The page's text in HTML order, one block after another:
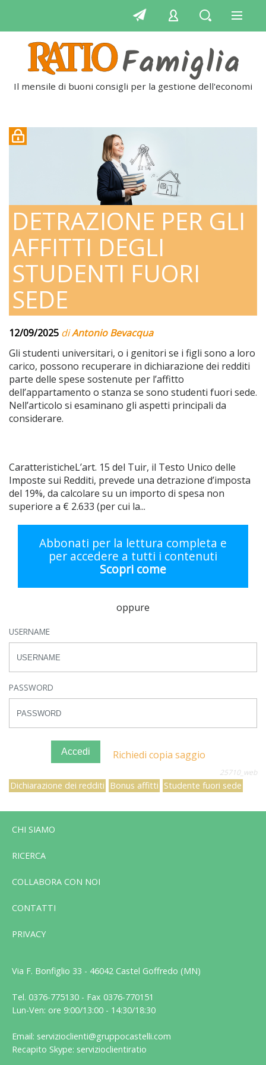
Il mensile di buoni consigli per la gestione dell'economia
DETRAZIONE PER GLI
AFFITTI DEGLI
STUDENTI FUORI
SEDE
12/09/2025 diAntonio Bevacqua
Gli studenti universitari, o i genitori se i figli sono a loro
carico, possono recuperare in dichiarazione dei redditi
parte delle spese sostenute per l’affitto
dell’appartamento o stanza se sono studenti fuori sede.
Nell’articolo si esaminano gli aspetti principali da
considerare.
CaratteristicheL’art. 15 del Tuir, il Testo Unico delle
Imposte sui Redditi, prevede una detrazione d’imposta
del 19%, da calcolare su un importo di spesa non
superiore a € 2.633 (per cui la...
Abbonati per la lettura completa e
per accedere a tutti i contenuti
Scopri come
oppure
USERNAME
PASSWORD
Accedi Richiedi copia saggio
25710_web
Dichiarazione dei redditi Bonus affitti Studente fuori sede
CHI SIAMO
RICERCA
COLLABORA CON NOI
CONTATTI
PRIVACY
Via F. Bonfiglio 33 - 46042 Castel Goffredo (MN)
Tel. 0376-775130 - Fax 0376-770151
Lun-Ven: ore 9:00/13:00 - 14:30/18:30
Email: servizioclienti@gruppocastelli.com
Recapito Skype: servizioclientiratio